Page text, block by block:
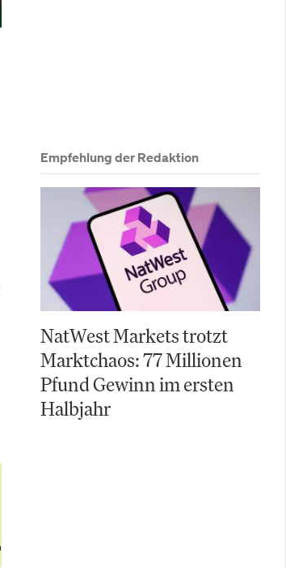
Empfehlung der Redaktion
NatWest Markets trotzt
Marktchaos: 77 Millionen
Pfund Gewinn im ersten
Halbjahr